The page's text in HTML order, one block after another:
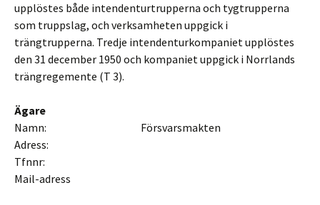
upplöstes både intendenturtrupperna och tygtrupperna
som truppslag, och verksamheten uppgick i
trängtrupperna. Tredje intendenturkompaniet upplöstes
den 31 december 1950 och kompaniet uppgick i Norrlands
trängregemente (T 3).
Ägare
Namn: Försvarsmakten
Adress:
Tfnnr:
Mail-adress